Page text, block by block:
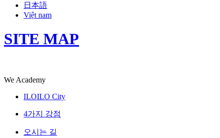
日本語
Việt nam
SITE MAP
We Academy
ILOILO City
4가지 강점
오시는 길